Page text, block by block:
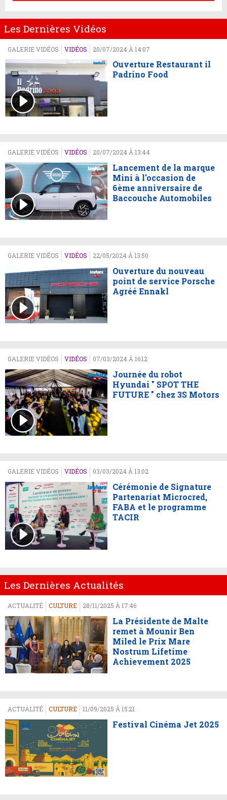
Les Dernières Vidéos
GALERIE VIDÉOS VIDÉOS 20/07/2024 À 14:07
Ouverture Restaurant il
Padrino Food
GALERIE VIDÉOS VIDÉOS 20/07/2024 À 13:44
Lancement de la marque
Mini à l'occasion de
6ème anniversaire de
Baccouche Automobiles
GALERIE VIDÉOS VIDÉOS 22/05/2024 À 13:50
Ouverture du nouveau
point de service Porsche
Agréé Ennakl
GALERIE VIDÉOS VIDÉOS 07/03/2024 À 16:12
Journée du robot
Hyundai " SPOT THE
FUTURE " chez 3S Motors
GALERIE VIDÉOS VIDÉOS 03/03/2024 À 13:02
Cérémonie de Signature
Partenariat Microcred,
FABA et le programme
TACIR
Les Dernières Actualités
ACTUALITÉ CULTURE 28/11/2025 À 17:46
La Présidente de Malte
remet à Mounir Ben
Miled le Prix Mare
Nostrum Lifetime
Achievement 2025
ACTUALITÉ CULTURE 11/09/2025 À 15:21
Festival Cinéma Jet 2025